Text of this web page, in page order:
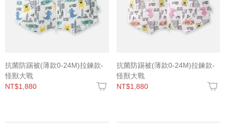
抗菌防踢被(薄款0-24M)拉鍊款-
怪獸大戰
NT$1,880
抗菌防踢被(薄款0-24M)拉鍊款-
怪獸大戰
NT$1,880